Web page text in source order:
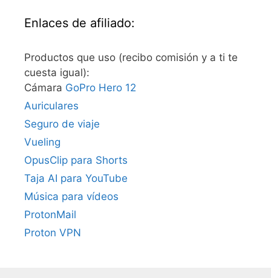
Enlaces de afiliado:
Productos que uso (recibo comisión y a ti te
cuesta igual):
Cámara GoPro Hero 12
Auriculares
Seguro de viaje
Vueling
OpusClip para Shorts
Taja AI para YouTube
Música para vídeos
ProtonMail
Proton VPN